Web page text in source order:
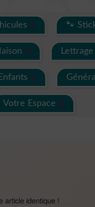
🐾
Votre Espace
article identique !